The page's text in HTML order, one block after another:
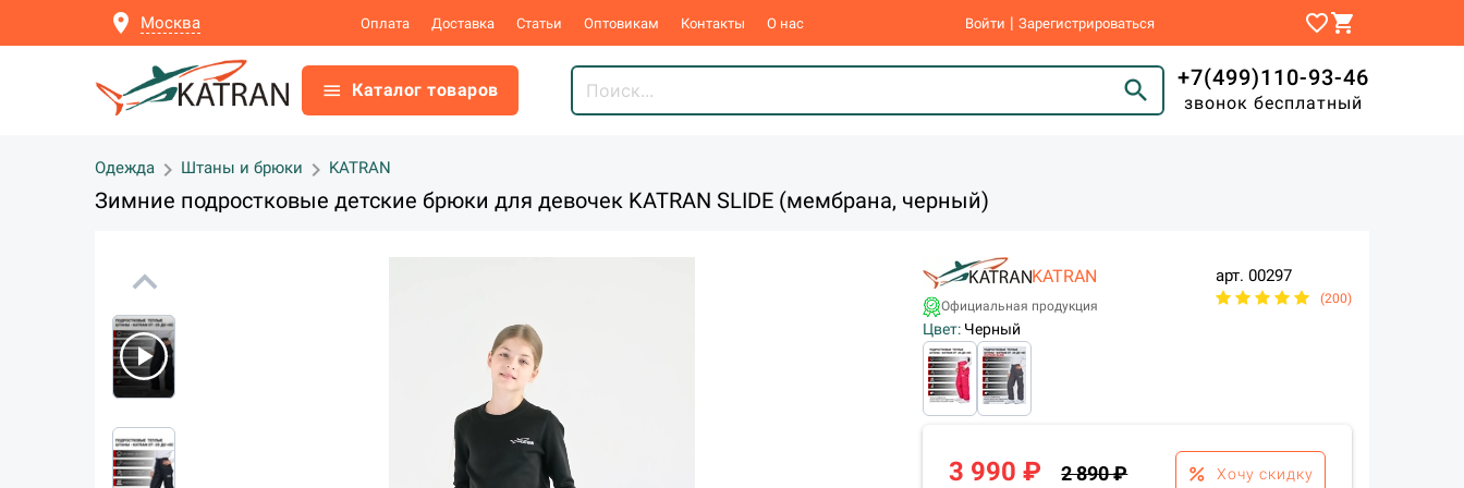
location_on Москва Оплата Доставка Статьи Оптовикам Контакты О нас Войти | Зарегистрироваться favorite_bordershopping_cart
menu Каталог товаров search +7(499)110-93-46
звонок бесплатный
Одежда chevron_right Штаны и брюки chevron_right KATRAN
Зимние подростковые детские брюки для девочек KATRAN SLIDE (мембрана, черный)
expand_less KATRAN
Официальная продукция
арт. 00297
(200)
Цвет: Черный
3 990 ₽ 2 890 ₽ percent
Хочу скидку